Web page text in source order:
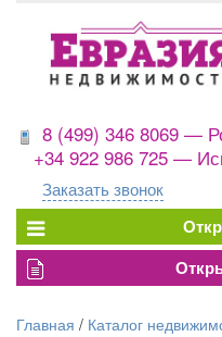
8 (499) 346 8069 —
+34 922 986 725 —
Заказать звонок
Главная / Каталог